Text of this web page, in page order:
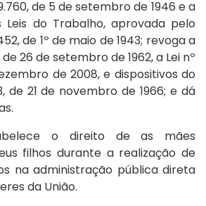
de 5 de setembro de 1946 e a
Leis do Trabalho, aprovada pelo
de 1º de maio de 1943; revoga a
26 de setembro de 1962, a Lei nº
de 2008, e dispositivos do
de 21 de novembro de 1966; e dá
o direito de as mães
filhos durante a realização de
na administração pública direta
da União.